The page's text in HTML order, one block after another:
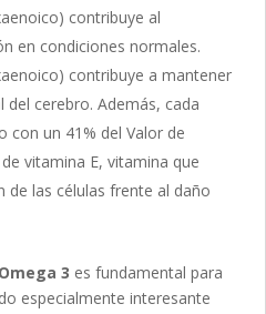
contribuye al
en condiciones normales.
contribuye a mantener
cerebro. Además, cada
con un 41% del Valor de
vitamina E, vitamina que
de las células frente al daño
Omega 3 es fundamental para
especialmente interesante